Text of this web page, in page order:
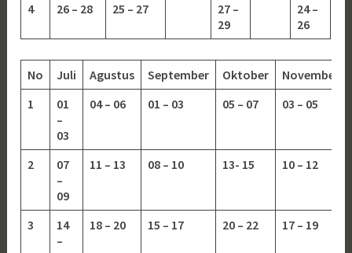
4
26 – 28 25 – 27
27 –
29
24 –
26
No Juli Agustus September Oktober
November
1
01
–
03
04 – 06 01 – 03 05 – 07 03 – 05
2
07
–
09
11 – 13 08 – 10 13- 15 10 – 12
3
14
–
18 – 20 15 – 17 20 – 22 17 – 19